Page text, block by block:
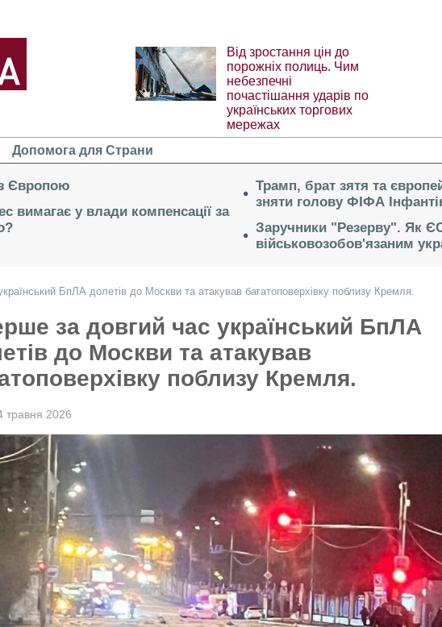
Від зростання цін до
порожніх полиць. Чим
небезпечні
почастішання ударів по
українських торгових
мережах
Допомога для Страни
Європою
вимагає у влади компенсації за
Трамп, брат зятя та
зняти голову ФІФА
Заручники "Резерву". Як
військовозобов'язаним
БпЛА долетів до Москви та атакував багатоповерхівку поблизу Кремля.
за довгий час український БпЛА
до Москви та атакував
поблизу Кремля.
травня 2026